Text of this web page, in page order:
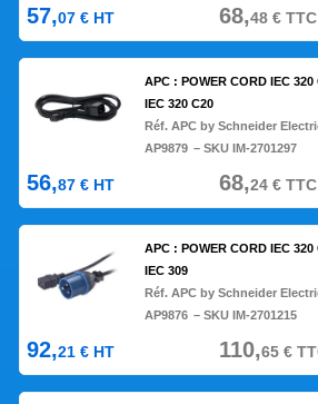
57,07 € HT 68,48€TTC
APC : POWER CORD IEC 320
IEC 320 C20
Réf. APC by Schneider
AP9879 – SKU IM-2701297
56,87 € HT 68,24€TTC
APC : POWER CORD IEC 320
IEC 309
Réf. APC by Schneider
AP9876 – SKU IM-2701215
92,21 € HT 110,65€